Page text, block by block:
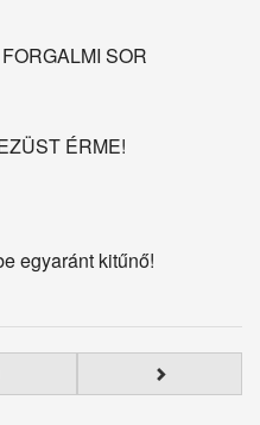
SOR
ÉRME!
egyaránt kitűnő!